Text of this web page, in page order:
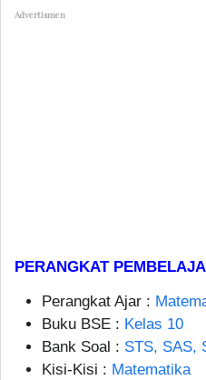
Advertismen
PERANGKAT
Perangkat Ajar :
Buku BSE : Kelas 10
Bank Soal : STS, SAS,
Kisi-Kisi : Matematika